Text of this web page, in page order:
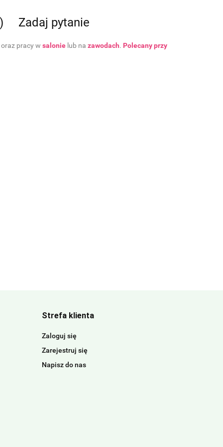
Zadaj pytanie
pracy w salonie lub na zawodach. Polecany przy
Strefa klienta
Zaloguj się
Zarejestruj się
Napisz do nas